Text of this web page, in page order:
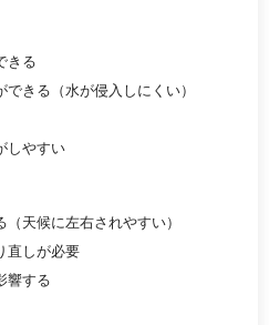
きる
きる（水が侵入しにくい）
しやすい
天候に左右されやすい）
直しが必要
響する